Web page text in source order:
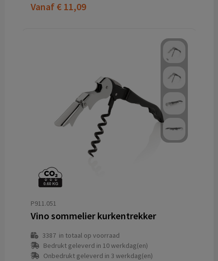
Vanaf € 11,09
P911.051
Vino sommelier kurkentrekker
3387in totaal op voorraad
Bedrukt geleverd in 10 werkdag(en)
Onbedrukt geleverd in 3 werkdag(en)